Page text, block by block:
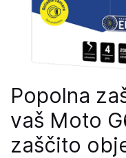
Popolna
vaš Moto
zaščito